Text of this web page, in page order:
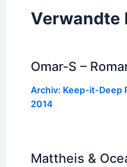
Verwandte
Omar-S –
Archiv: Keep-it-Deep
2014
Mattheis &